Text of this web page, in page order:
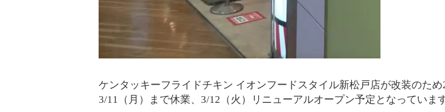
ケンタッキーフライドチキン イオンフードスタイル新松戸店が改装のため
3/11（月）まで休業、3/12（火）リニューアルオープン予定となっています